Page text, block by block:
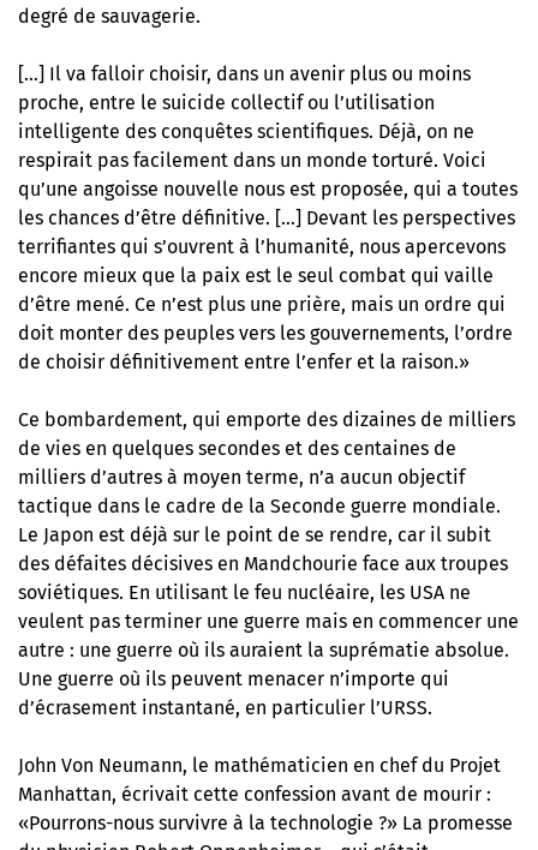
degré de sauvagerie.
[…] Il va falloir choisir, dans un avenir plus ou moins
proche, entre le suicide collectif ou l’utilisation
intelligente des conquêtes scientifiques. Déjà, on ne
respirait pas facilement dans un monde torturé. Voici
qu’une angoisse nouvelle nous est proposée, qui a toutes
les chances d’être définitive. […] Devant les perspectives
terrifiantes qui s’ouvrent à l’humanité, nous apercevons
encore mieux que la paix est le seul combat qui vaille
d’être mené. Ce n’est plus une prière, mais un ordre qui
doit monter des peuples vers les gouvernements, l’ordre
de choisir définitivement entre l’enfer et la raison.»
Ce bombardement, qui emporte des dizaines de milliers
de vies en quelques secondes et des centaines de
milliers d’autres à moyen terme, n’a aucun objectif
tactique dans le cadre de la Seconde guerre mondiale.
Le Japon est déjà sur le point de se rendre, car il subit
des défaites décisives en Mandchourie face aux troupes
soviétiques. En utilisant le feu nucléaire, les USA ne
veulent pas terminer une guerre mais en commencer une
autre : une guerre où ils auraient la suprématie absolue.
Une guerre où ils peuvent menacer n’importe qui
d’écrasement instantané, en particulier l’URSS.
John Von Neumann, le mathématicien en chef du Projet
Manhattan, écrivait cette confession avant de mourir :
«Pourrons-nous survivre à la technologie ?» La promesse